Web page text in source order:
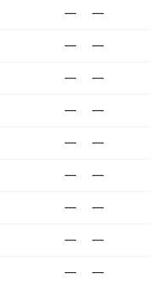
— —
— —
— —
— —
— —
— —
— —
— —
— —